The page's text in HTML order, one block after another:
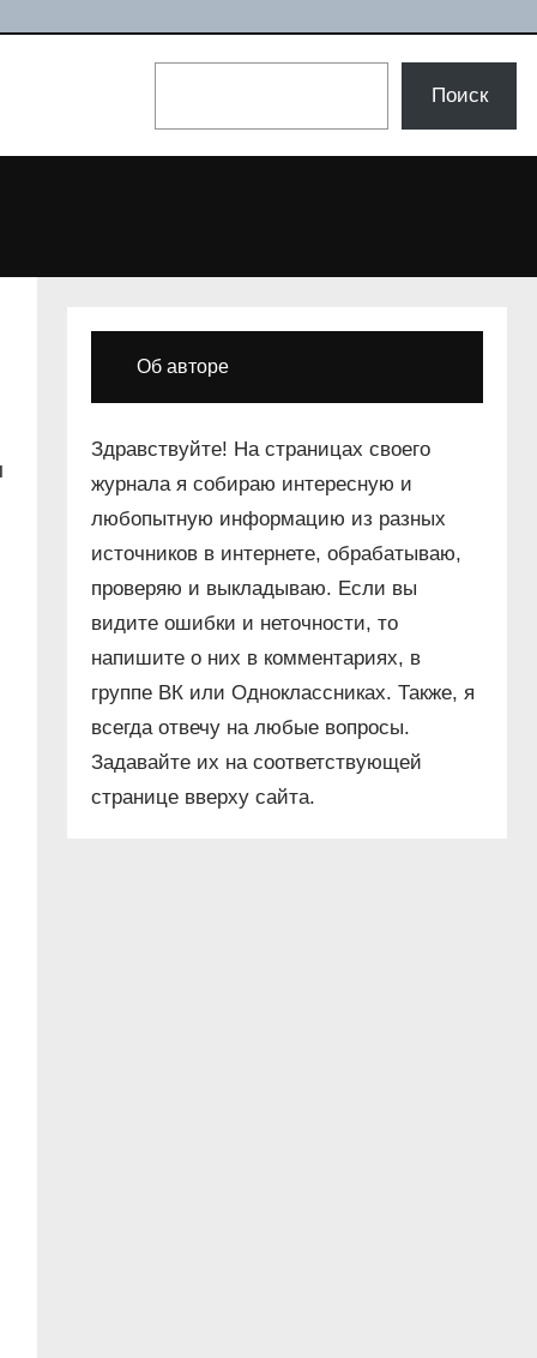
Поиск
Об авторе
Здравствуйте! На страницах своего
журнала я собираю интересную и
любопытную информацию из разных
источников в интернете, обрабатываю,
проверяю и выкладываю. Если вы
видите ошибки и неточности, то
напишите о них в комментариях, в
группе ВК или Одноклассниках. Также, я
всегда отвечу на любые вопросы.
Задавайте их на соответствующей
странице вверху сайта.